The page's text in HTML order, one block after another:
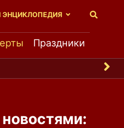
ЭНЦИКЛОПЕДИЯ
Праздники